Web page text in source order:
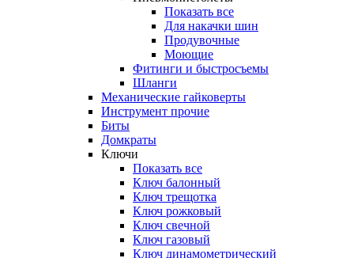
Показать все
Для накачки шин
Продувочные
Моющие
Фитинги и быстросъемы
Шланги
Механические гайковерты
Инструмент прочиe
Биты
Домкраты
Ключи
Показать все
Ключ балонный
Ключ трещотка
Ключ рожковый
Ключ свечной
Ключ газовый
Ключ динамометрический